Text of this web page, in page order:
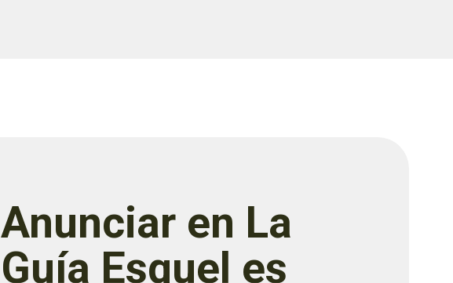
Anunciar en La
Guía Esquel es